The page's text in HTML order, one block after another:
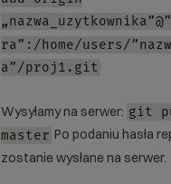
ra”:/home/users/
a”/proj1.git
Wysyłamy na serwer: git
master Po podaniu hasła
zostanie wysłane na serwer.